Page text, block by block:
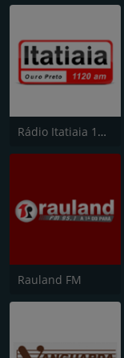
Rádio Itatiaia 1120 AM Ouro Preto
Rauland FM